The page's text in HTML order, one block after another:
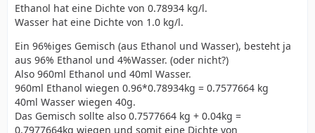
Ethanol hat eine Dichte von 0.78934 kg/l.
Wasser hat eine Dichte von 1.0 kg/l.
Ein 96%iges Gemisch (aus Ethanol und Wasser), besteht ja
aus 96% Ethanol und 4%Wasser. (oder nicht?)
Also 960ml Ethanol und 40ml Wasser.
960ml Ethanol wiegen 0.96*0.78934kg = 0.7577664 kg
40ml Wasser wiegen 40g.
Das Gemisch sollte also 0.7577664 kg + 0.04kg =
0.7977664kg wiegen und somit eine Dichte von